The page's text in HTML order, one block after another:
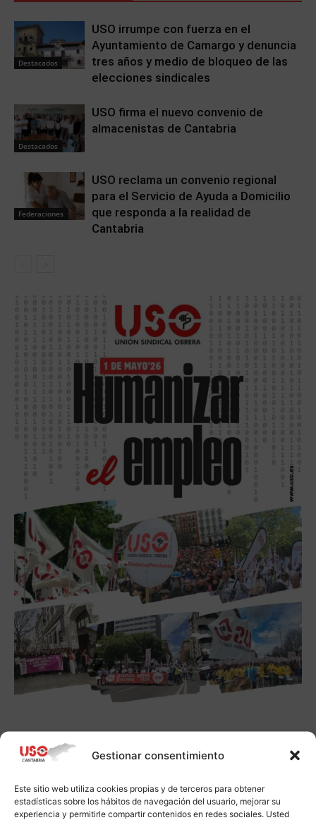
Gestionar consentimiento
Este sitio web utiliza cookies propias y de terceros para obtener
estadísticas sobre los hábitos de navegación del usuario, mejorar su
experiencia y permitirle compartir contenidos en redes sociales. Usted
Destacados
USO irrumpe con fuerza en el
Ayuntamiento de Camargo y denuncia
tres años y medio de bloqueo de las
elecciones sindicales
Destacados
USO firma el nuevo convenio de
almacenistas de Cantabria
Federaciones
USO reclama un convenio regional
para el Servicio de Ayuda a Domicilio
que responda a la realidad de
Cantabria